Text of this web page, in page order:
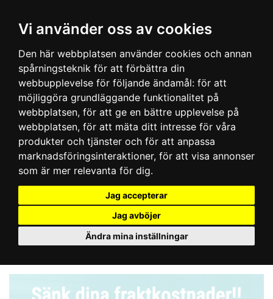
Vi använder oss av cookies
Den här webbplatsen använder cookies och annan
spårningsteknik för att förbättra din
webbupplevelse för följande ändamål: för att
möjliggöra grundläggande funktionalitet på
webbplatsen, för att ge en bättre upplevelse på
webbplatsen, för att mäta ditt intresse för våra
produkter och tjänster och för att anpassa
marknadsföringsinteraktioner, för att visa annonser
som är mer relevanta för dig.
Jag accepterar
Jag avböjer
Ändra mina inställningar